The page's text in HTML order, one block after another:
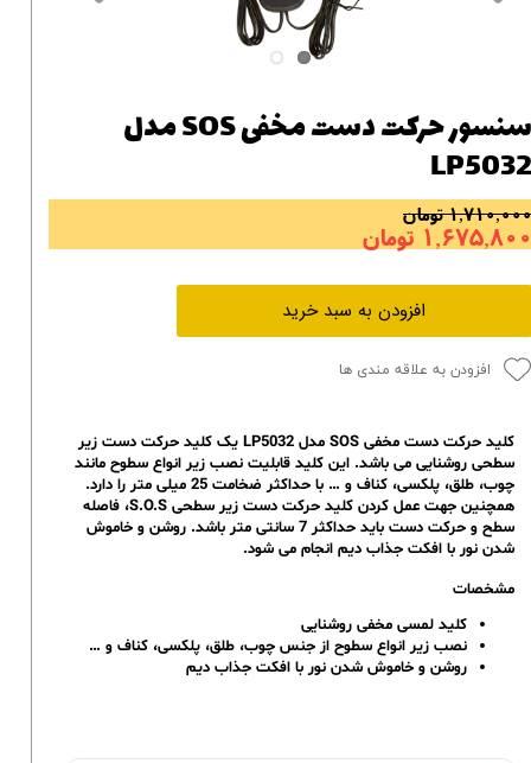
سنسور حرکت دست مخفی SOS مدل
LP5032
۱,۷۱۰,۰۰۰ تومان
۱,۶۷۵,۸۰۰ تومان
افزودن به سبد خرید
افزودن به علاقه مندی ها
کلید حرکت دست مخفی SOS مدل LP5032 یک کلید حرکت دست زیر
سطحی روشنایی می باشد. این کلید قابلیت نصب زیر انواع سطوح مانند
چوب، طلق، پلکسی، کناف و … با حداکثر ضخامت 25 میلی متر را دارد.
همچنین جهت عمل کردن کلید حرکت دست زیر سطحی S.O.S، فاصله
سطح و حرکت دست باید حداکثر 7 سانتی متر باشد. روشن و خاموش
شدن نور با افکت جذاب دیم انجام می شود.
مشخصات
کلید لمسی مخفی روشنایی
نصب زیر انواع سطوح از جنس چوب، طلق، پلکسی، کناف و …
روشن و خاموش شدن نور با افکت جذاب دیم